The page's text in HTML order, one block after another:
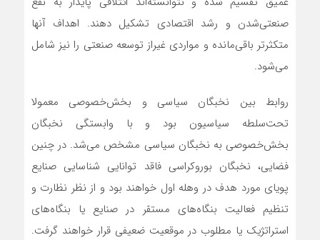
صنعتی‌شدن و رشد اقتصادی تشکیل دهند. اهداف آنها
متکثرتر باقی‌مانده و مواردی غیر‌از توسعه صنعتی را نیز شامل
می‌شود.
روابط بین نخبگان سیاسی و بخش‌خصوصی معمولا
تحت‌سلطه سیاسیون بود و با وابستگی نخبگان
بخش‌خصوصی به نخبگان سیاسی مشخص می‌شد. در چنین
فضایی، نخبگان بوروکراسی فاقد توانایی شناسایی صنایع
پویای مورد هدف در وهله اول خواهند بود و از نظر نظارت و
تنظیم فعالیت بنگاه‌های مستقر در صنایع یا بنگاه‌های
استراتژیک یا مطلوب در موقعیت ضعیفی قرار خواهند گرفت.